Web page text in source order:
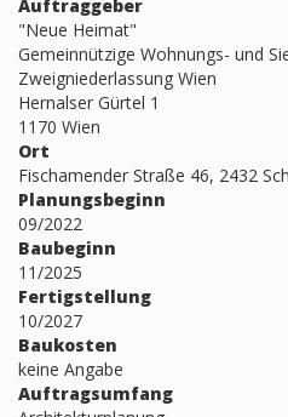
Auftraggeber
"Neue Heimat"
Gemeinnützige Wohnungs- und
Zweigniederlassung Wien
Hernalser Gürtel 1
1170 Wien
Ort
Fischamender Straße 46, 2432
Planungsbeginn
09/2022
Baubeginn
11/2025
Fertigstellung
10/2027
Baukosten
keine Angabe
Auftragsumfang